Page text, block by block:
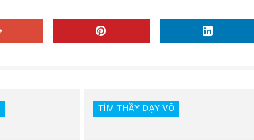
TÌM THẦY DẠY VÕ